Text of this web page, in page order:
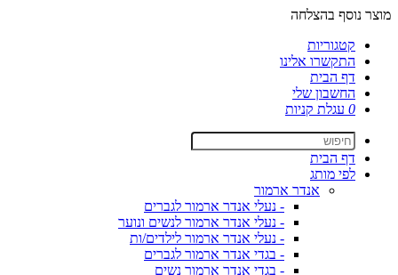
מוצר נוסף בהצלחה
קטגוריות
התקשרו אלינו
דף הבית
החשבון שלי
0 עגלת קניות
דף הבית
לפי מותג
אנדר ארמור
- נעלי אנדר ארמור לגברים
- נעלי אנדר ארמור לנשים ונוער
- נעלי אנדר ארמור לילדים/ות
- בגדי אנדר ארמור לגברים
- בגדי אנדר ארמור נשים